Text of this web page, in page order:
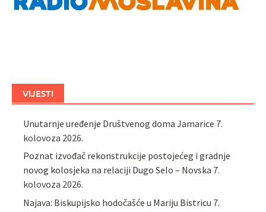
VIJESTI
Unutarnje uređenje Društvenog doma Jamarice 7.
kolovoza 2026.
Poznat izvođač rekonstrukcije postojećeg i gradnje
novog kolosjeka na relaciji Dugo Selo – Novska 7.
kolovoza 2026.
Najava: Biskupijsko hodočašće u Mariju Bistricu 7.